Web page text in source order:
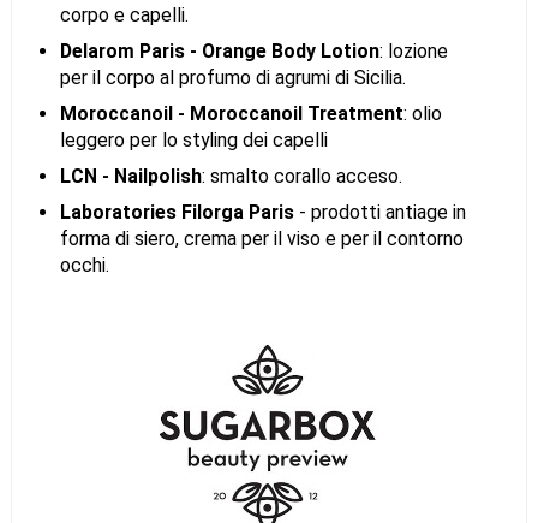
corpo e capelli.
Delarom Paris - Orange Body Lotion: lozione
per il corpo al profumo di agrumi di Sicilia.
Moroccanoil - Moroccanoil Treatment: olio
leggero per lo styling dei capelli
LCN - Nailpolish: smalto corallo acceso.
Laboratories Filorga Paris- prodotti antiage in
forma di siero, crema per il viso e per il contorno
occhi.